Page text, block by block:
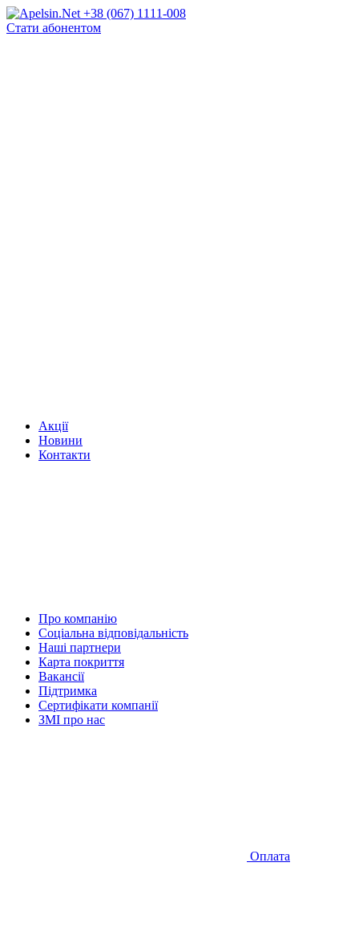
+38 (067) 1111-008
Стати абонентом
Акції
Новини
Контакти
Про компанію
Соціальна відповідальність
Наші партнери
Карта покриття
Вакансії
Підтримка
Сертифікати компанії
ЗМІ про нас
Оплата